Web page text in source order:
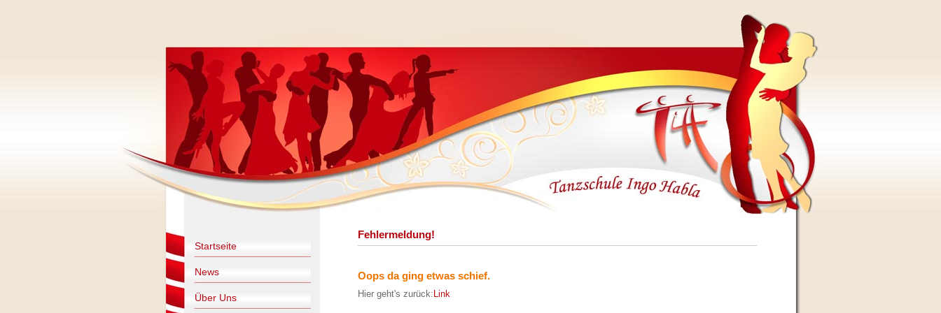
Startseite
News
Über Uns
Fehlermeldung!
Oops da ging etwas schief.
Hier geht's zurück: Link